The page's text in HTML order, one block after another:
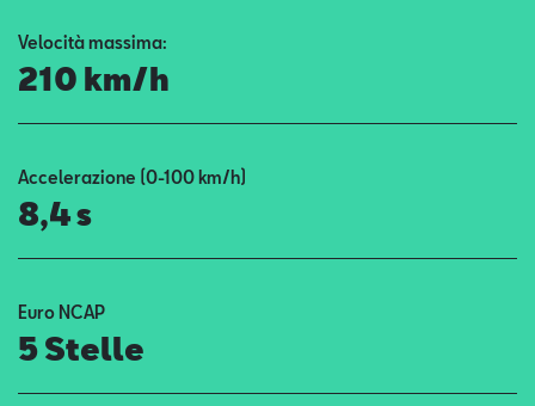
Velocità massima:
210 km/h
Accelerazione (0-100 km/h)
8,4 s
Euro NCAP
5 Stelle